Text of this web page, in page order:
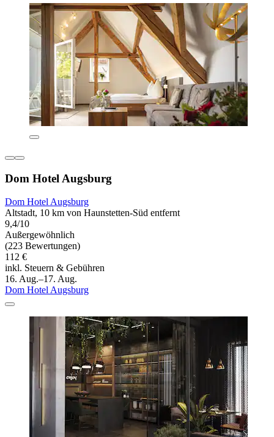
Dom Hotel Augsburg
Dom Hotel Augsburg
Altstadt, 10 km von Haunstetten-Süd entfernt
9,4/10
Außergewöhnlich
(223 Bewertungen)
112 €
inkl. Steuern & Gebühren
16. Aug.–17. Aug.
Dom Hotel Augsburg